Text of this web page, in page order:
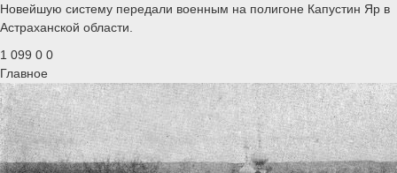
Новейшую систему передали военным на полигоне Капустин Яр в
Астраханской области.
1 099 0 0
Главное